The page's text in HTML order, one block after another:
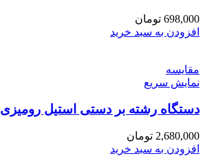
698,000 تومان
افزودن به سبد خرید
مقايسه
نمایش سریع
دستگاه رشته بر دستی استیل رومیزی
2,680,000 تومان
افزودن به سبد خرید